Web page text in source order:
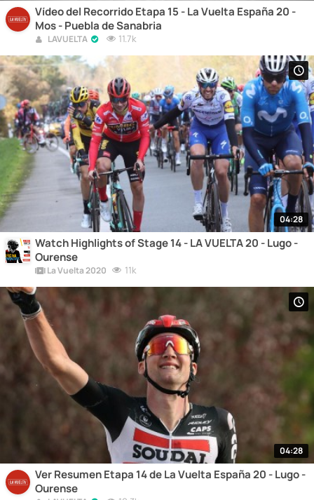
Vídeo del Recorrido Etapa 15 - La Vuelta España 20 -
Mos - Puebla de Sanabria
LAVUELTA 11.7k
04:28
Watch Highlights of Stage 14 - LA VUELTA 20 - Lugo -
Ourense
La Vuelta 2020 11k
04:28
Ver Resumen Etapa 14 de La Vuelta España 20 - Lugo -
Ourense